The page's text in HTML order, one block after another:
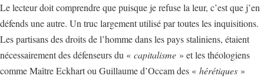
Le lecteur doit comprendre que puisque je refuse la leur, c’est que j’en
défends une autre. Un truc largement utilisé par toutes les inquisitions.
Les partisans des droits de l’homme dans les pays staliniens, étaient
nécessairement des défenseurs du « capitalisme » et les théologiens
comme Maître Eckhart ou Guillaume d’Occam des « hérétiques »